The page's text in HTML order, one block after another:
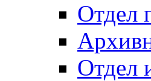
Отдел
Отдел